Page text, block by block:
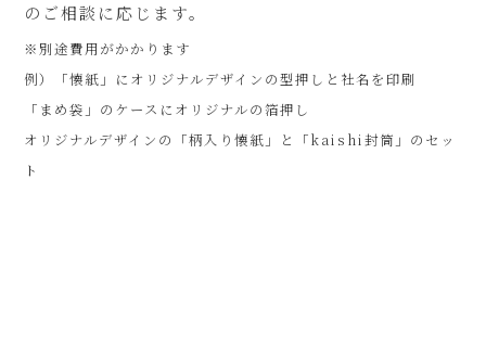
のご相談に応じます。
※別途費用がかかります
例）「懐紙」にオリジナルデザインの型押しと社名を印刷
「まめ袋」のケースにオリジナルの箔押し
オリジナルデザインの「柄入り懐紙」と「kaishi封筒」のセッ
ト